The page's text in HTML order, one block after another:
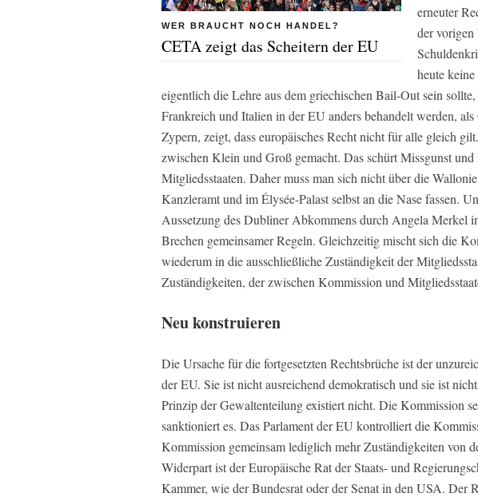
WER BRAUCHT NOCH HANDEL?
CETA zeigt das Scheitern der EU
erneuter
der vorigen
heute
eigentlich die Lehre aus dem griechischen Bail-Out sein
Frankreich und Italien in der EU anders behandelt werden,
Zypern, zeigt, dass europäisches Recht nicht für alle gleich
zwischen Klein und Groß gemacht. Das schürt Missgunst und
Mitgliedsstaaten. Daher muss man sich nicht über die
Kanzleramt und im Élysée-Palast selbst an die Nase fassen.
Aussetzung des Dubliner Abkommens durch Angela Merkel
Brechen gemeinsamer Regeln. Gleichzeitig mischt sich die
wiederum in die ausschließliche Zuständigkeit der
Zuständigkeiten, der zwischen Kommission und
Neu konstruieren
Die Ursache für die fortgesetzten Rechtsbrüche ist der
der EU. Sie ist nicht ausreichend demokratisch und sie ist
Prinzip der Gewaltenteilung existiert nicht. Die Kommission
sanktioniert es. Das Parlament der EU kontrolliert die
Kommission gemeinsam lediglich mehr Zuständigkeiten von
Widerpart ist der Europäische Rat der Staats- und
Kammer, wie der Bundesrat oder der Senat in den USA. Der